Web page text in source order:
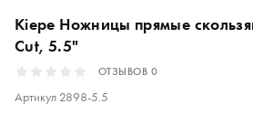
Kiepe Ножницы прямые
Cut, 5.5"
ОТЗЫВОВ 0
Артикул 2898-5.5